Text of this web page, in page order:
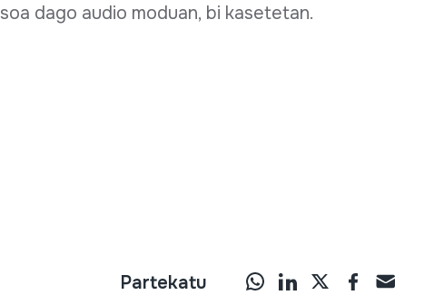
dago audio moduan, bi kasetetan.
Partekatu